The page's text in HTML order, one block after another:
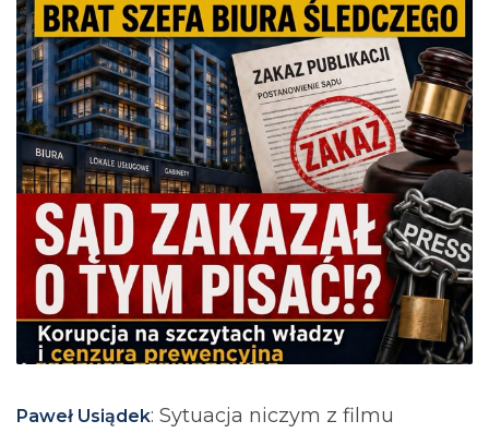
Paweł Usiądek: Sytuacja niczym z filmu